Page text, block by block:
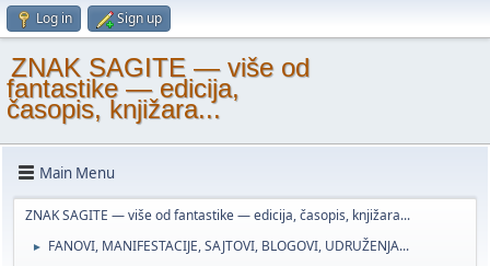
Log in Sign up
ZNAK SAGITE — više od
fantastike — edicija,
časopis, knjižara...
Main Menu
ZNAK SAGITE — više od fantastike — edicija, časopis, knjižara...
► FANOVI, MANIFESTACIJE, SAJTOVI, BLOGOVI, UDRUŽENJA...